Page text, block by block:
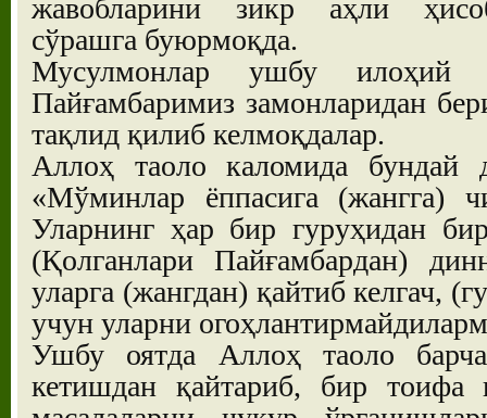
жавобларини зикр аҳли
сўрашга буюрмоқда.
Мусулмонлар ушбу илоҳий
Пайғамбаримиз замонларидан
тақлид қилиб келмоқдалар.
Аллоҳ таоло каломида бундай
«Мўминлар ёппасига (жангга)
Уларнинг ҳар бир гуруҳидан
(Қолганлари Пайғамбардан)
уларга (жангдан) қайтиб келгач,
учун уларни
Ушбу оятда Аллоҳ таоло
кетишдан қайтариб, бир тоифа